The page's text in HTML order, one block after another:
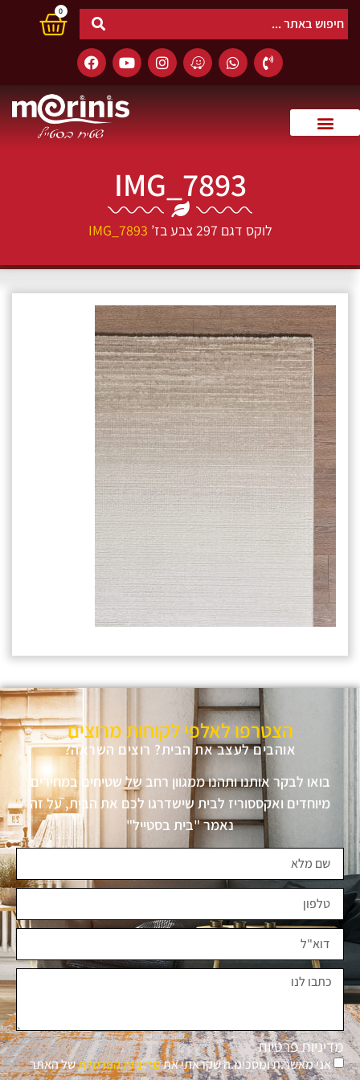
0
IMG_7893
לוקס דגם 297 צבע בז’ IMG_7893
הצטרפו לאלפי לקוחות מרוצים
אוהבים לעצב את הבית? רוצים השראה?
בואו לבקר אותנו ותהנו ממגוון רחב של שטיחים במחירים
מיוחדים ואקססוריז לבית שישדרגו לכם את הבית, על זה
נאמר "בית בסטייל"
מדיניות פרטיות
אני מאשר.ת ומסכימ.ה שקראתי אתמדיניות הפרטיותשל האתר